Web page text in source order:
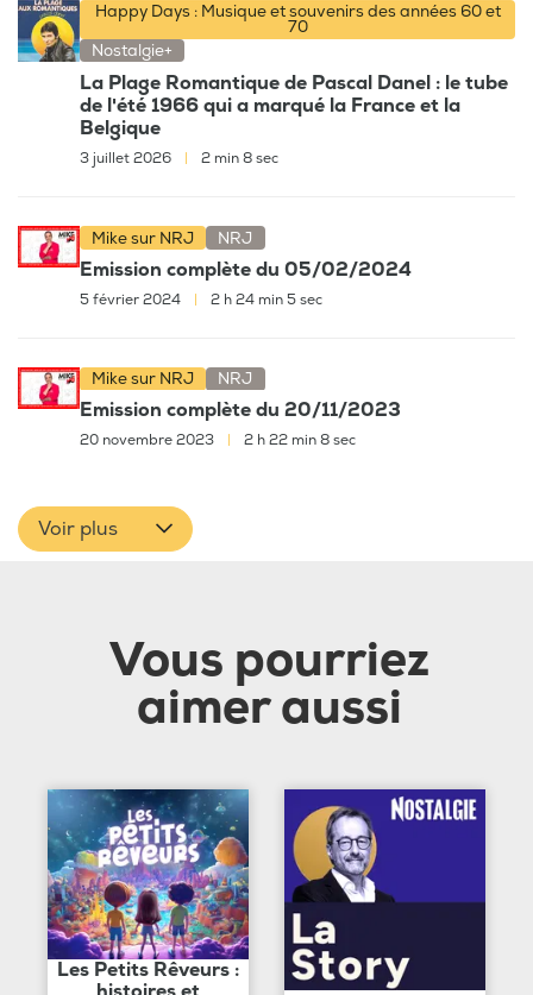
Happy Days : Musique et souvenirs des années 60 et
70
Nostalgie+
La Plage Romantique de Pascal Danel : le tube
de l'été 1966 qui a marqué la France et la
Belgique
3 juillet 2026 2 min 8 sec
Mike sur NRJ NRJ
Emission complète du 05/02/2024
5 février 2024 | 2 h 24 min 5 sec
Mike sur NRJ NRJ
Emission complète du 20/11/2023
20 novembre 2023 2 h 22 min 8 sec
Voir plus
Vous pourriez
aimer aussi
Les Petits Rêveurs :